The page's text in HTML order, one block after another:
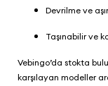
Devrilme ve
Taşınabilir ve
Vebingo’da stokta
karşılayan modeller